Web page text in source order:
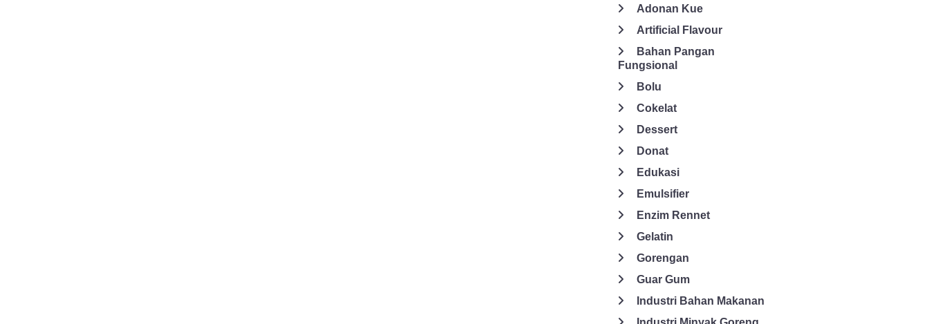
Adonan Kue
Artificial Flavour
Bahan Pangan
Fungsional
Bolu
Cokelat
Dessert
Donat
Edukasi
Emulsifier
Enzim Rennet
Gelatin
Gorengan
Guar Gum
Industri Bahan Makanan